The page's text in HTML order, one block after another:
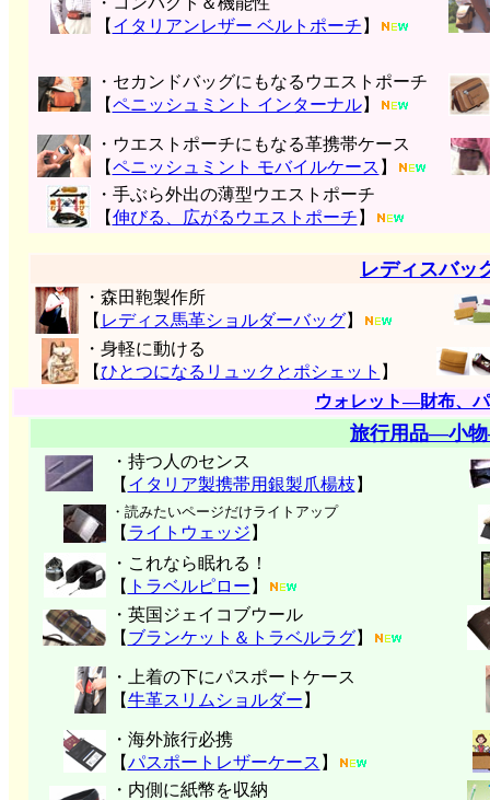
【 イタリアンレザー ベルトポーチ 】
・セカンドバッグにもなるウエストポーチ
【ペニッシュミント インターナル】
・ウエストポーチにもなる革携帯ケース
【ペニッシュミント モバイルケース 】
・手ぶら外出の薄型ウエストポーチ
【伸びる、広がるウエストポーチ 】
レディスバッ
・森田鞄製作所
【 レディス馬革ショルダーバッグ】
・身軽に動ける
【ひとつになるリュックとポシェット 】
ウォレット―財布、
旅行用品―小
・持つ人のセンス
【 イタリア製携帯用銀製爪楊枝 】
・読みたいページだけライトアップ
【 ライトウェッジ 】
・これなら眠れる！
【 トラベルピロー 】
・英国ジェイコブウール
【 ブランケット＆トラベルラグ】
・上着の下にパスポートケース
【牛革スリムショルダー 】
・海外旅行必携
【パスポートレザーケース 】
・内側に紙幣を収納